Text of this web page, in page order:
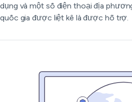
dụng và một số điện thoại địa
quốc gia được liệt kê là được hỗ trợ.